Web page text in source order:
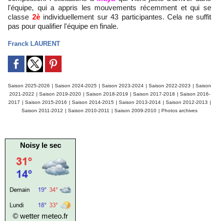
l'équipe, qui a appris les mouvements récemment et qui se
classe 2èindividuellement sur 43 participantes. Cela ne suffit
pas pour qualifier l'équipe en finale.
Franck LAURENT
Saison 2025-2026 | Saison 2024-2025 | Saison 2023-2024 | Saison 2022-2023 | Saison
2021-2022 | Saison 2019-2020 | Saison 2018-2019 | Saison 2017-2018 | Saison 2016-
2017 | Saison 2015-2016 | Saison 2014-2015 | Saison 2013-2014 | Saison 2012-2013 |
Saison 2011-2012 | Saison 2010-2011 | Saison 2009-2010 | Photos archives
Noisy le sec
© wetter meteo.fr